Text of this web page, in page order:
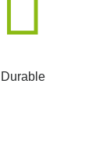
Durable